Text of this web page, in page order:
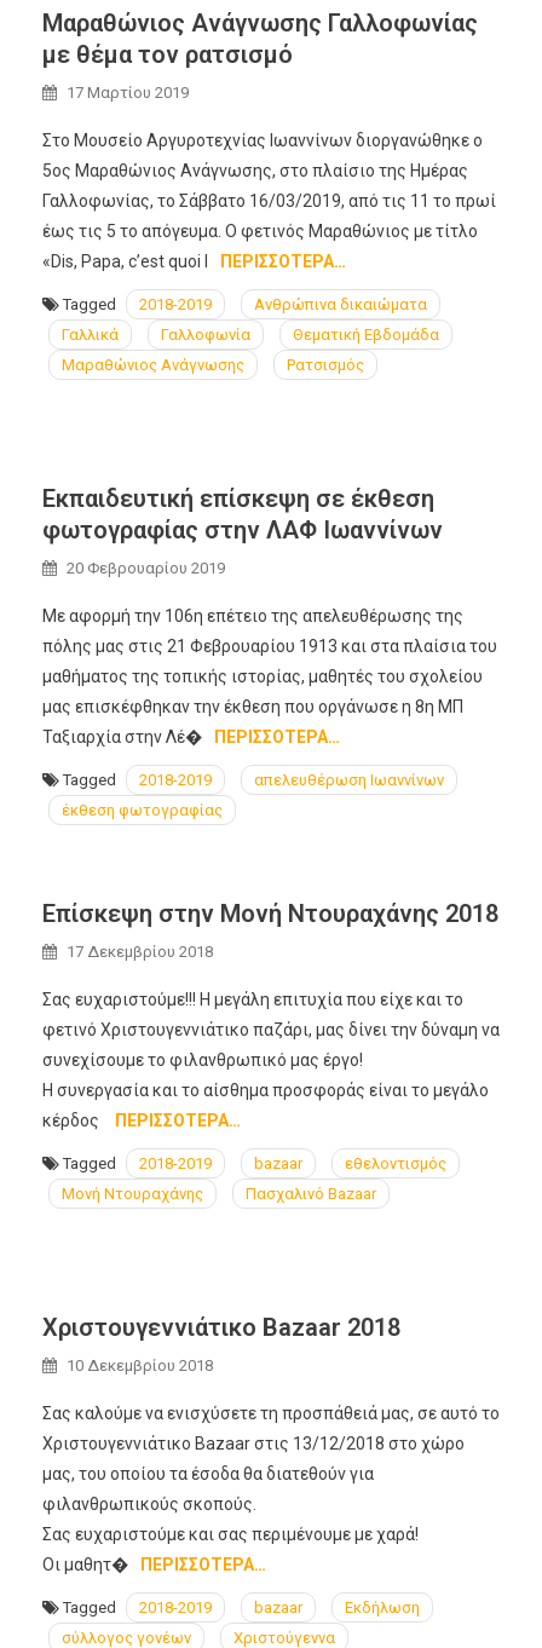
Μαραθώνιος Ανάγνωσης Γαλλοφωνίας
με θέμα τον ρατσισμό
17 Μαρτίου 2019
Στο Μουσείο Αργυροτεχνίας Ιωαννίνων διοργανώθηκε ο
5ος Μαραθώνιος Ανάγνωσης, στο πλαίσιο της Ημέρας
Γαλλοφωνίας, το Σάββατο 16/03/2019, από τις 11 το πρωί
έως τις 5 το απόγευμα. Ο φετινός Μαραθώνιος με τίτλο
«Dis, Papa, c’est quoi l
ΠΕΡΙΣΣΌΤΕΡΑ…
Tagged 2018-2019
Ανθρώπινα δικαιώματα
Γαλλικά
Γαλλοφωνία
Θεματική Εβδομάδα
Μαραθώνιος Ανάγνωσης
Ρατσισμός
Εκπαιδευτική επίσκεψη σε έκθεση
φωτογραφίας στην ΛΑΦ Ιωαννίνων
20 Φεβρουαρίου 2019
Με αφορμή την 106η επέτειο της απελευθέρωσης της
πόλης μας στις 21 Φεβρουαρίου 1913 και στα πλαίσια του
μαθήματος της τοπικής ιστορίας, μαθητές του σχολείου
μας επισκέφθηκαν την έκθεση που οργάνωσε η 8η ΜΠ
Ταξιαρχία στην Λέ�
ΠΕΡΙΣΣΌΤΕΡΑ…
Tagged 2018-2019
απελευθέρωση Ιωαννίνων
έκθεση φωτογραφίας
Επίσκεψη στην Μονή Ντουραχάνης 2018
17 Δεκεμβρίου 2018
Σας ευχαριστούμε!!! Η μεγάλη επιτυχία που είχε και το
φετινό Χριστουγεννιάτικο παζάρι, μας δίνει την δύναμη να
συνεχίσουμε το φιλανθρωπικό μας έργο!
Η συνεργασία και το αίσθημα προσφοράς είναι το μεγάλο
κέρδος
ΠΕΡΙΣΣΌΤΕΡΑ…
Tagged 2018-2019 bazaar
εθελοντισμός
Μονή Ντουραχάνης
Πασχαλινό Bazaar
Χριστουγεννιάτικο Bazaar 2018
10 Δεκεμβρίου 2018
Σας καλούμε να ενισχύσετε τη προσπάθειά μας, σε αυτό το
Χριστουγεννιάτικο Bazaar στις 13/12/2018 στο χώρο
μας, του οποίου τα έσοδα θα διατεθούν για
φιλανθρωπικούς σκοπούς.
Σας ευχαριστούμε και σας περιμένουμε με χαρά!
Οι μαθητ�
ΠΕΡΙΣΣΌΤΕΡΑ…
Tagged 2018-2019 bazaar
Εκδήλωση
σύλλογος γονέων
Χριστούγεννα